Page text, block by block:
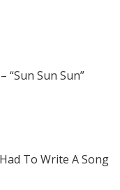
“Sun Sun Sun”
To Write A Song